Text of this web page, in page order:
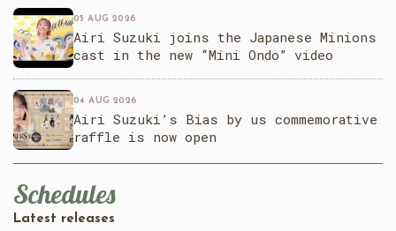
05 AUG 2026
Airi Suzuki joins the Japanese Minions
cast in the new “Mini Ondo” video
04 AUG 2026
Airi Suzuki’s Bias by us commemorative
raffle is now open
Schedules
Latest releases